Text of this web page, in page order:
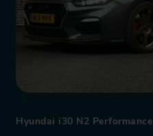
Hyundai i30 N2 Performance